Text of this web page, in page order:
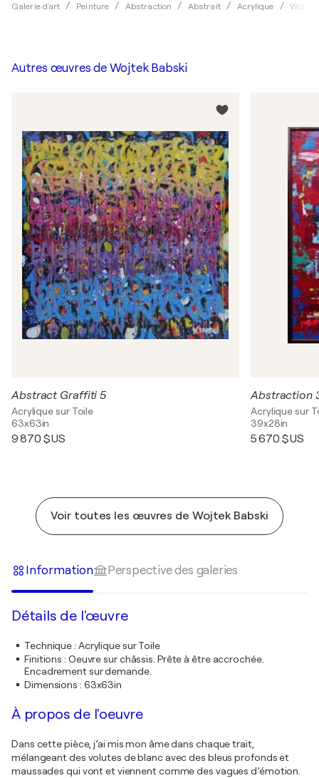
Galerie d'art Peinture Abstraction Abstrait Acrylique
Autres œuvres de Wojtek Babski
Abstract Graffiti 5
Acrylique sur Toile
63x63in
9 870 $US
Abstraction
Acrylique sur
39x28in
5 670 $US
Voir toutes les œuvres de Wojtek Babski
Information Perspective des galeries
Détails de l'œuvre
Technique: Acrylique sur Toile
Finitions : Oeuvre sur châssis. Prête à être accrochée.
Encadrement sur demande.
Dimensions : 63x63in
À propos de l'oeuvre
Dans cette pièce, j’ai mis mon âme dans chaque trait,
mélangeant des volutes de blanc avec des bleus profonds et
maussades qui vont et viennent comme des vagues d’émotion.